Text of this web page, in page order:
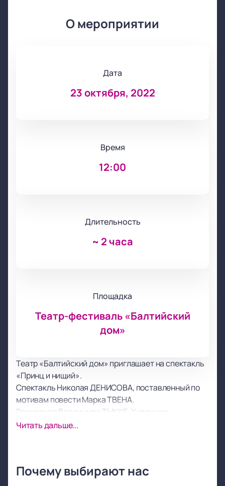
О мероприятии
Дата
23 октября, 2022
Время
12:00
Длительность
~ 2 часа
Площадка
Театр-фестиваль «Балтийский
дом»
Театр «Балтийский дом» приглашает на спектакль
«Принц и нищий».
Спектакль Николая ДЕНИСОВА, поставленный по
мотивам повести Марка ТВЕНА.
Режиссура Владимира ТЫККЕ. Художник –
Владимир СВЕТОЗАРОВ. Костюмы продумывала
Однажды в Англии родились два мальчика,
Читать дальше...
Почему выбирают нас